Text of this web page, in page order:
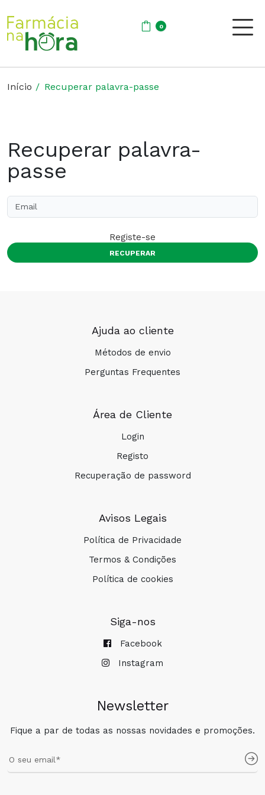
0
Início Recuperar palavra-passe
Recuperar palavra-
passe
Registe-se
RECUPERAR
Ajuda ao cliente
Métodos de envio
Perguntas Frequentes
Área de Cliente
Login
Registo
Recuperação de password
Avisos Legais
Política de Privacidade
Termos & Condições
Política de cookies
Siga-nos
Facebook
Instagram
Newsletter
Fique a par de todas as nossas novidades e promoções.